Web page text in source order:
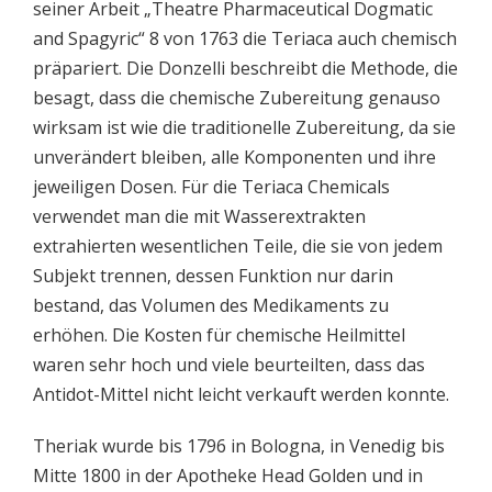
seiner Arbeit „Theatre Pharmaceutical Dogmatic
and Spagyric“ 8 von 1763 die Teriaca auch chemisch
präpariert. Die Donzelli beschreibt die Methode, die
besagt, dass die chemische Zubereitung genauso
wirksam ist wie die traditionelle Zubereitung, da sie
unverändert bleiben, alle Komponenten und ihre
jeweiligen Dosen. Für die Teriaca Chemicals
verwendet man die mit Wasserextrakten
extrahierten wesentlichen Teile, die sie von jedem
Subjekt trennen, dessen Funktion nur darin
bestand, das Volumen des Medikaments zu
erhöhen. Die Kosten für chemische Heilmittel
waren sehr hoch und viele beurteilten, dass das
Antidot-Mittel nicht leicht verkauft werden konnte.
Theriak wurde bis 1796 in Bologna, in Venedig bis
Mitte 1800 in der Apotheke Head Golden und in